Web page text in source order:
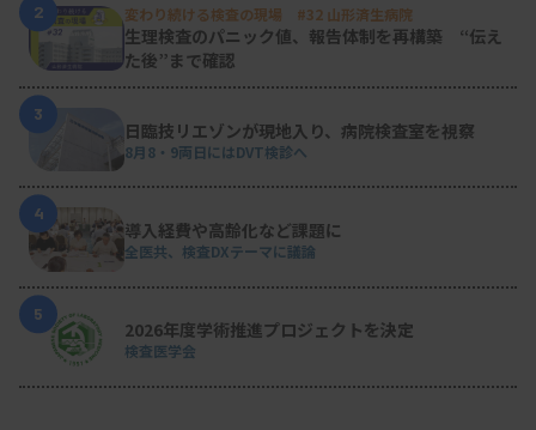
2 変わり続ける検査の現場 #32 山形済生病院
生理検査のパニック値、報告体制を再構築 “伝え
た後”まで確認
3
日臨技リエゾンが現地入り、病院検査室を視察
8月8・9両日にはDVT検診へ
4
導入経費や高齢化など課題に
全医共、検査DXテーマに議論
5
2026年度学術推進プロジェクトを決定
検査医学会